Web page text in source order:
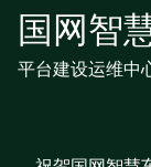
国网智
平台建设运维中